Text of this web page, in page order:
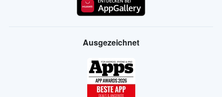
Ausgezeichnet